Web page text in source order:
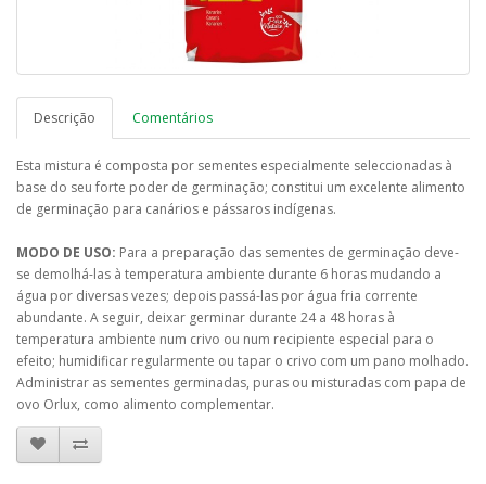
Descrição Comentários
Esta mistura é composta por sementes especialmente seleccionadas à
base do seu forte poder de germinação; constitui um excelente alimento
de germinação para canários e pássaros indígenas.
MODO DE USO: Para a preparação das sementes de germinação deve-
se demolhá-las à temperatura ambiente durante 6 horas mudando a
água por diversas vezes; depois passá-las por água fria corrente
abundante. A seguir, deixar germinar durante 24 a 48 horas à
temperatura ambiente num crivo ou num recipiente especial para o
efeito; humidificar regularmente ou tapar o crivo com um pano molhado.
Administrar as sementes germinadas, puras ou misturadas com papa de
ovo Orlux, como alimento complementar.